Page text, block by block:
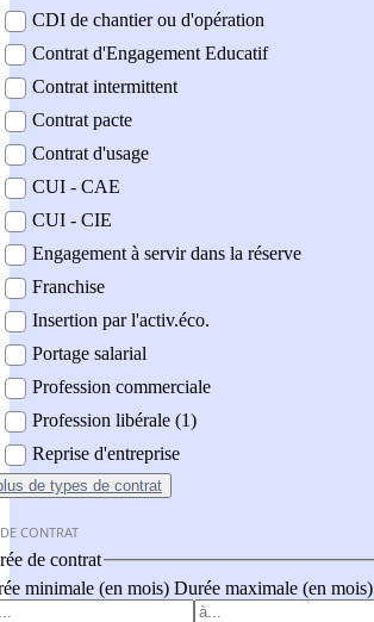
CDI de chantier ou d'opération
Contrat d'Engagement Educatif
Contrat intermittent
Contrat pacte
Contrat d'usage
CUI - CAE
CUI - CIE
Engagement à servir dans la réserve
Franchise
Insertion par l'activ.éco.
Portage salarial
Profession commerciale
Profession libérale (1)
Reprise d'entreprise
de types de contrat
CONTRAT
de contrat
minimale (en mois) Durée maximale (en mois)